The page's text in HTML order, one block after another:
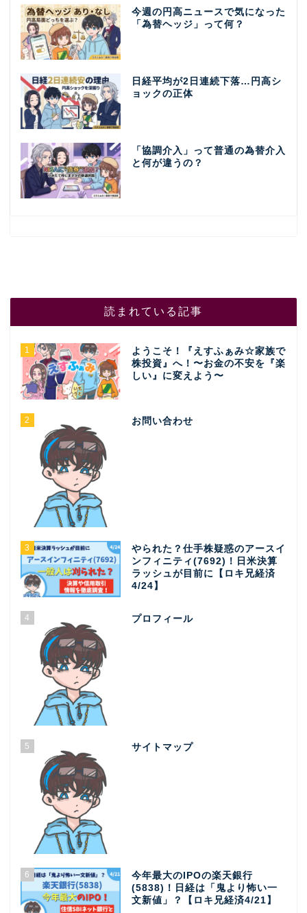
今週の円高ニュースで気になった
「為替ヘッジ」って何？
日経平均が2日連続下落…円高シ
ョックの正体
「協調介入」って普通の為替介入
と何が違うの？
読まれている記事
1
ようこそ！『えすふぁみ☆家族で
株投資』へ！〜お金の不安を『楽
しい』に変えよう〜
2 お問い合わせ
3
やられた？仕手株疑惑のアースイ
ンフィニティ(7692)！日米決算
ラッシュが目前に【ロキ兄経済
4/24】
4 プロフィール
5 サイトマップ
6
今年最大のIPOの楽天銀行
(5838)！日経は「鬼より怖い一
文新値」？【ロキ兄経済4/21】